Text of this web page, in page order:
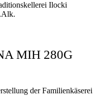
Ilocki
MIH 280G
der Familienkäserei